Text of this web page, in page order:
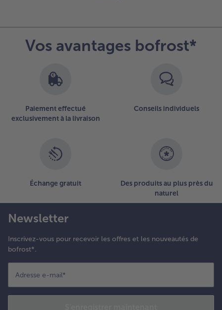
la
d’ensemble
articles
sur
Vos avantages bofrost*
Paiement effectué
exclusivement à la livraison
Conseils individuels
Échange gratuit
Des produits au plus près du
naturel
Newsletter
Inscrivez-vous pour recevoir les offres et les nouveautés de
bofrost*.
Adresse e-mail*